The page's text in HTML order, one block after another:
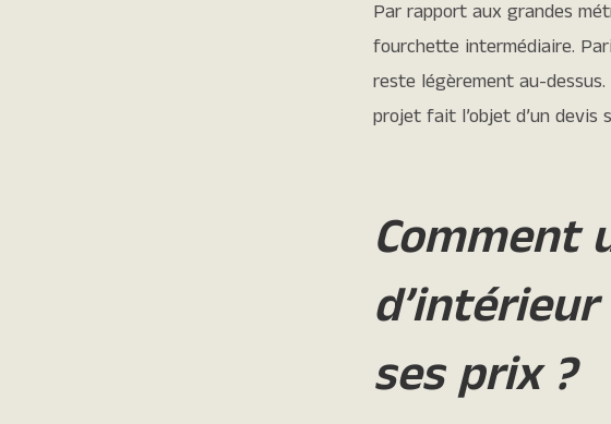
Par rapport aux grandes
fourchette intermédiaire.
reste légèrement au-
projet fait l’objet d’un devis
Comment
ses prix ?